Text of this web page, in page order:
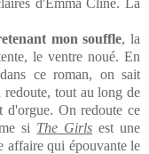
d'Emma Cline. La
mon souffle, la
le ventre noué. En
ce roman, on sait
tout au long de
d'orgue. On redoute ce
si The Girls est une
affaire qui épouvante le